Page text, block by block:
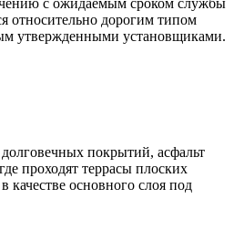
относительно дорогим типом
утвержденными установщиками.
покрытий, асфальт
проходят террасы плоских
качестве основного слоя под